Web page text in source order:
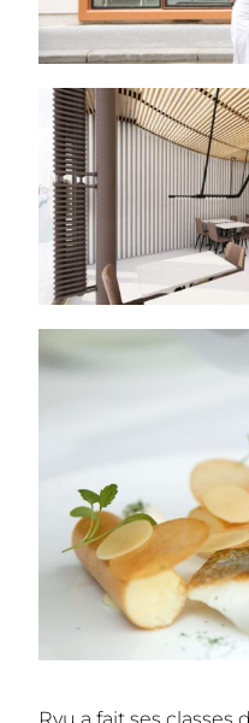
Ryu a fait ses